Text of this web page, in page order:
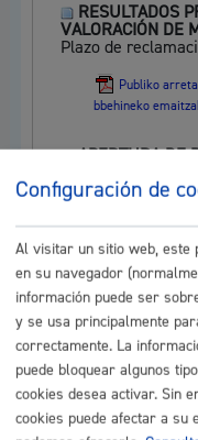
RESULTADOS
VALORACIÓN DE
Plazo de
Publiko
bbehineko
APERTURA DE
Plazo: del 19 de
Publiko
eta egiaztatzeko
RESULTADOS
Publiko
bbetiko
RESULTADOS
3
Configuración de
Al visitar un sitio web, este
en su navegador
información puede ser
y se usa principalmente
correctamente. La
puede bloquear algunos
cookies desea activar. Sin
cookies puede afectar a su